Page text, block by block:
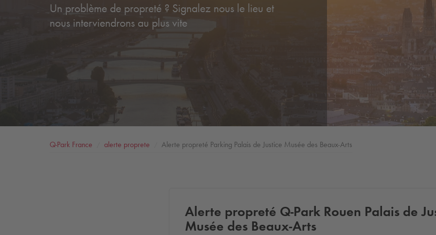
Un problème de propreté ? Signalez nous le lieu et
nous interviendrons au plus vite
Q-Park France alerte proprete Alerte propreté Parking Palais de Justice Musée des Beaux-Arts
Alerte propreté Q-ParkRouen Palais de
Musée des Beaux-Arts